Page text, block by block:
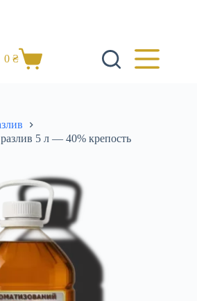
Корзина
0 ₴
5 л — 40% крепость